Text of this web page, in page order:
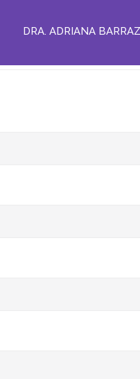
DRA. ADRIANA